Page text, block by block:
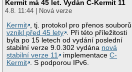
Kermit má 45 let. Vydán C-Kermit 11
4.8. 11:44 | Nová verze
Kermit
, tj. protokol pro přenos souborů,
vznikl před 45 lety
. Při této příležitosti
byla po 15 letech od vydání poslední
stabilní verze 9.0.302 vydána nová
stabilní verze 11
implementaceC-
Kermit
. S podporou IPv6.